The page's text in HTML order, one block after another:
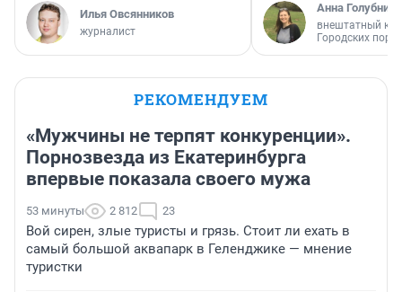
Илья Овсянников
журналист
Анна
внештатный
Городских
РЕКОМЕНДУЕМ
«Мужчины не терпят конкуренции».
Порнозвезда из Екатеринбурга
впервые показала своего мужа
53 минуты 2 812 23
Вой сирен, злые туристы и грязь. Стоит ли ехать в
самый большой аквапарк в Геленджике — мнение
туристки